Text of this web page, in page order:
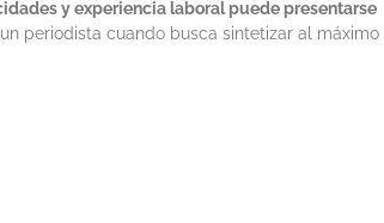
y experiencia laboral puede presentarse
periodista cuando busca sintetizar al máximo